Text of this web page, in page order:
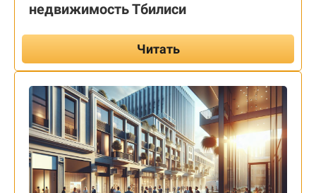
недвижимость Тбилиси
Читать